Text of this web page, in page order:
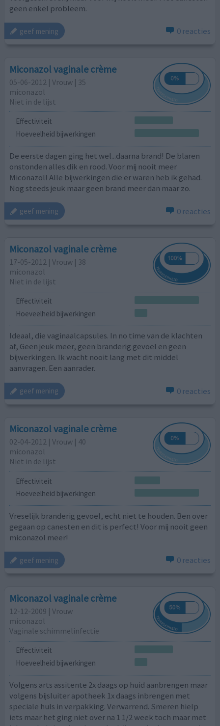
geen enkel probleem.
geef mening 0 reacties
Miconazol vaginale crème
05-06-2012 | Vrouw | 35
miconazol
Niet in de lijst
Effectiviteit
Hoeveelheid bijwerkingen
De eerste dagen ging het wel...daarna brand! De blaren
onstonden alles dik en rood. Voor mij nooit meer
Miconazol! Alle bijwerkingen die er waren heb ik gehad.
Nog steeds jeuk maar geen brand meer dan maar zo.
geef mening 0 reacties
Miconazol vaginale crème
17-05-2012 | Vrouw | 38
miconazol
Niet in de lijst
Effectiviteit
Hoeveelheid bijwerkingen
Ideaal, die vaginaalcapsules. In no time van de klachten
af, Geen jeuk meer, geen branderig gevoel en geen
bijwerkingen. Ik wacht nooit lang met dit middel
aanvragen. Een aanrader.
geef mening 0 reacties
Miconazol vaginale crème
02-04-2012 | Vrouw | 40
miconazol
Niet in de lijst
Effectiviteit
Hoeveelheid bijwerkingen
Vreselijk branderig gevoel, echt niet te houden. Ben over
gegaan op canesten en dit is perfect! Voor mij nooit geen
miconazol meer!
geef mening 0 reacties
Miconazol vaginale crème
12-12-2009 | Vrouw
miconazol
Vaginale schimmelinfectie
Effectiviteit
Hoeveelheid bijwerkingen
Volgens arts assitente 2x daags op huid aanbrengen maar
volgens bijsluiter apotheek 1x daags inbrengen met
speciale huls in verpakking. Verwarrend. Smeren hielp
iets maar het ging niet over na 1 1/2 week toch maar met